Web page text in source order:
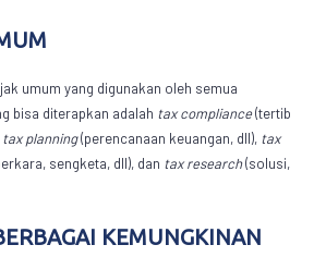
umum yang digunakan oleh semua
bisa diterapkan adalah tax compliance(tertib
tax planning(perencanaan keuangan, dll), tax
sengketa, dll), dan tax research(solusi,
KEMUNGKINAN